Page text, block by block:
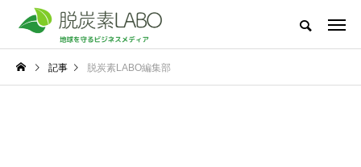
地球を守るビジネスメディア
脱炭素LABOとは 太陽光発電
記事 脱炭素LABO編集部